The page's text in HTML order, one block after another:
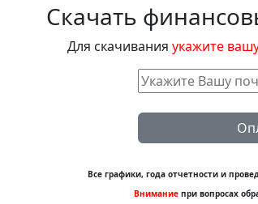
Скачать
Для скачивания укажите
Все графики, года отчетности и
Внимание при вопросах